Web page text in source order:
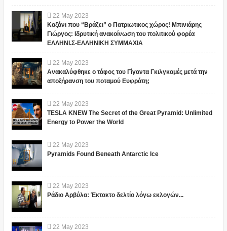
22 May 2023
Καζάνι που “Βράζει” ο Πατριωτικος χώρος! Μπινιάρης
Γιώργος: Ιδρυτική ανακοίνωση του πολιτικού φορέα
ΕΛΛΗΝΙ.Σ-ΕΛΛΗΝΙΚΗ ΣΥΜΜΑΧΙΑ
22 May 2023
Ανακαλύφθηκε ο τάφος του Γίγαντα Γκιλγκαμές μετά την
αποξήρανση του ποταμού Ευφράτη;
22 May 2023
TESLA KNEW The Secret of the Great Pyramid: Unlimited
Energy to Power the World
22 May 2023
Pyramids Found Beneath Antarctic Ice
22 May 2023
Ράδιο Αρβύλα: Έκτακτο δελτίο λόγω εκλογών...
22 May 2023